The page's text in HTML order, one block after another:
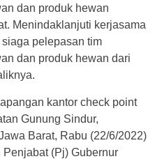
dan produk hewan
Menindaklanjuti kerjasama
pelepasan tim
dan produk hewan dari
kantor check point
Gunung Sindur,
Barat, Rabu (22/6/2022)
(Pj) Gubernur